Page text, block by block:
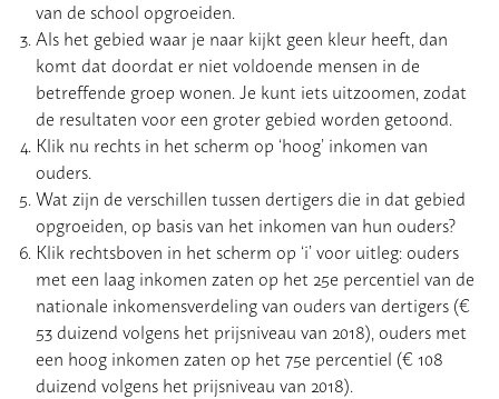
van de school opgroeiden.
Als het gebied waar je naar kijkt geen kleur heeft, dan
komt dat doordat er niet voldoende mensen in de
betreffende groep wonen. Je kunt iets uitzoomen, zodat
de resultaten voor een groter gebied worden getoond.
Klik nu rechts in het scherm op ‘hoog’ inkomen van
ouders.
Wat zijn de verschillen tussen dertigers die in dat gebied
opgroeiden, op basis van het inkomen van hun ouders?
Klik rechtsboven in het scherm op ‘i’ voor uitleg: ouders
met een laag inkomen zaten op het 25e percentiel van de
nationale inkomensverdeling van ouders van dertigers (€
53 duizend volgens het prijsniveau van 2018), ouders met
een hoog inkomen zaten op het 75e percentiel (€ 108
duizend volgens het prijsniveau van 2018).